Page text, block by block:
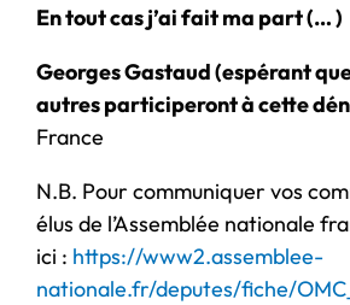
En tout cas j’ai fait ma part (… )
Georges Gastaud (espérant
autres participeront à cette
France
N.B. Pour communiquer vos
élus de l’Assemblée nationale
ici : https://www2.assemblee-
nationale.fr/deputes/fiche/